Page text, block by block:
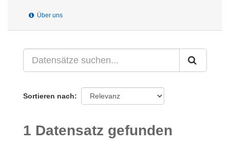
Über uns
Sortieren nach
1 Datensatz gefunden